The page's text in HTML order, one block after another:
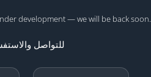
development — we will be back soon.
للتواصل